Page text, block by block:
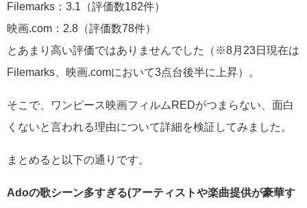
Filemarks：3.1（評価数182件）
映画.com：2.8（評価数78件）
とあまり高い評価ではありませんでした（※8月23日現在は
Filemarks、映画.comにおいて3点台後半に上昇）。
そこで、ワンピース映画フィルムREDがつまらない、面白
くないと言われる理由について詳細を検証してみました。
まとめると以下の通りです。
Adoの歌シーン多すぎる(アーティストや楽曲提供が豪華す